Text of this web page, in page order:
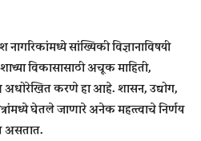
नागरिकांमध्ये सांख्यिकी विज्ञानाविषयी
विकासासाठी अचूक माहिती,
करणे हा आहे. शासन, उद्योग,
घेतले जाणारे अनेक महत्त्वाचे निर्णय
असतात.